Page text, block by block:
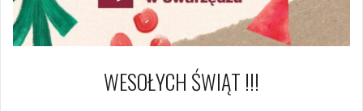
WESOŁYCH ŚWIĄT !!!